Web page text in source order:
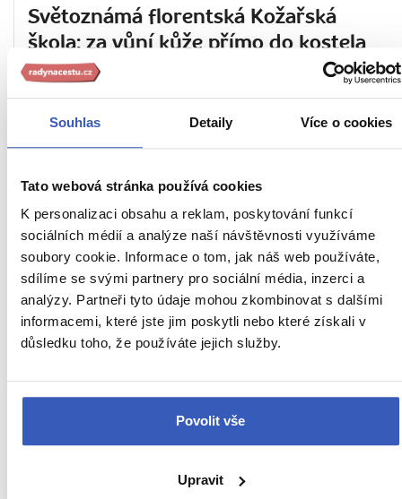
Souhlas Detaily Více o cookies
Tato webová stránka používá cookies
K personalizaci obsahu a reklam, poskytování funkcí
sociálních médií a analýze naší návštěvnosti využíváme
soubory cookie. Informace o tom, jak náš web používáte,
sdílíme se svými partnery pro sociální média, inzerci a
analýzy. Partneři tyto údaje mohou zkombinovat s dalšími
informacemi, které jste jim poskytli nebo které získali v
důsledku toho, že používáte jejich služby.
Povolit vše
Upravit
Světoznámá florentská Kožařská
škola: za vůní kůže přímo do kostela
Barbora Šupíková Přečteno 4856x
Giottova zvonice: Florencie jí leží u